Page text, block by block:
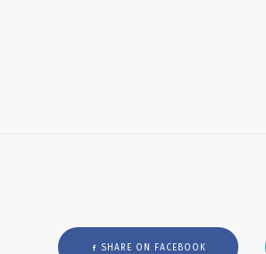
SHARE ON FACEBOOK